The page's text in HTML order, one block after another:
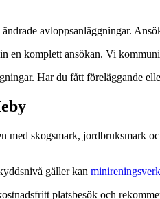
avloppsanläggningar.
en komplett ansökan. Vi
Har du fått föreläggande
med skogsmark, jordbruksmark
gäller kan minireningsverk
platsbesök och